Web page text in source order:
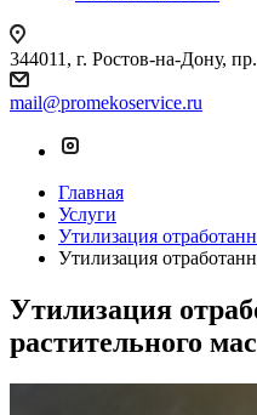
344011, г. Ростов-на-Дону,
mail@promekoservice.ru
Главная
Услуги
Утилизация
Утилизация
Утилизация
растительного